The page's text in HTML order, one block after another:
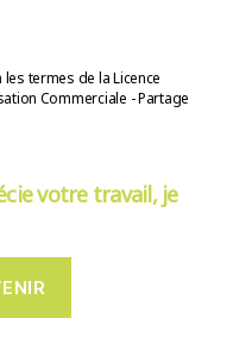
termes de la Licence
Commerciale - Partage
votre travail, je